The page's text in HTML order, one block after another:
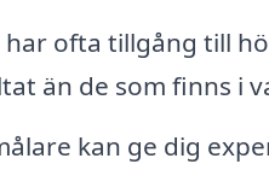
har ofta tillgång till
än de som finns i
kan ge dig